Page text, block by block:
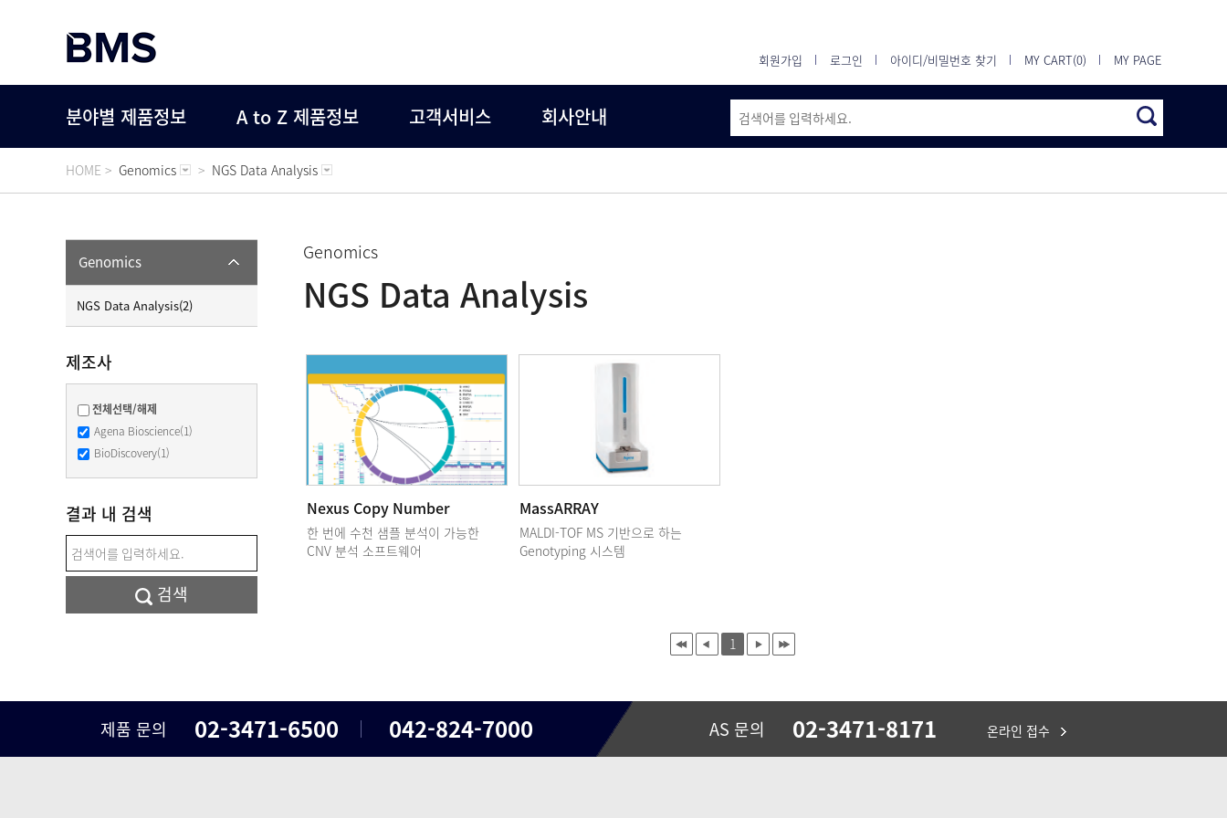
회원가입 로그인 아이디/비밀번호 찾기 MY CART(0) MY PAGE
분야별 제품정보 A to Z 제품정보 고객서비스 회사안내
HOME > Genomics > NGS Data Analysis
Genomics
NGS Data Analysis(2)
제조사
전체선택/해제
Agena Bioscience(1)
BioDiscovery(1)
결과 내 검색
검색
Genomics
NGS Data Analysis
Nexus Copy Number
한 번에 수천 샘플 분석이 가능한
CNV 분석 소프트웨어
MassARRAY
MALDI-TOF MS 기반으로 하는
Genotyping 시스템
1
제품 문의 02-3471-6500 042-824-7000 AS 문의 02-3471-8171 온라인 접수